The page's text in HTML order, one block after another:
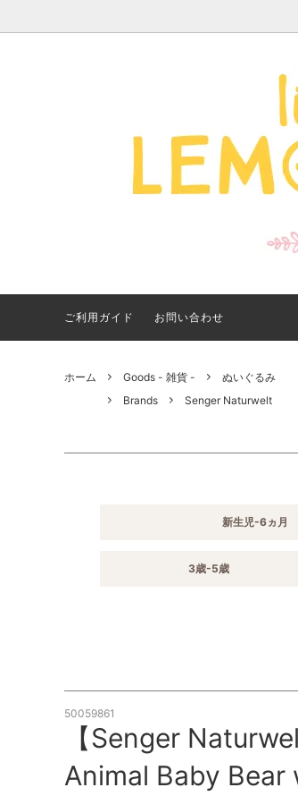
Apparel -アパレル-
サイズで探す
【夏アイテム特集】 2026
年最新！子ども用水着・
き輪 アイテム
ご利用ガイド お問い合わせ
ホーム Goods - 雑貨 -
ぬいぐるみ
Brands
Senger Naturwelt
新生児-6ヵ月
3歳-5歳
50059861
【Senger
Animal Baby Bear